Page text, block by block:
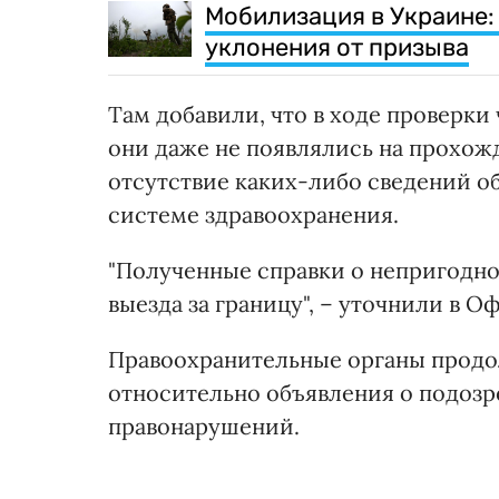
Мобилизация в
уклонения от призыва
Там добавили, что в ходе
они даже не появлялись на
отсутствие каких-либо сведений
системе здравоохранения.
"Полученные справки о
выезда за границу", – уточнили в
Правоохранительные органы
относительно объявления о
правонарушений.